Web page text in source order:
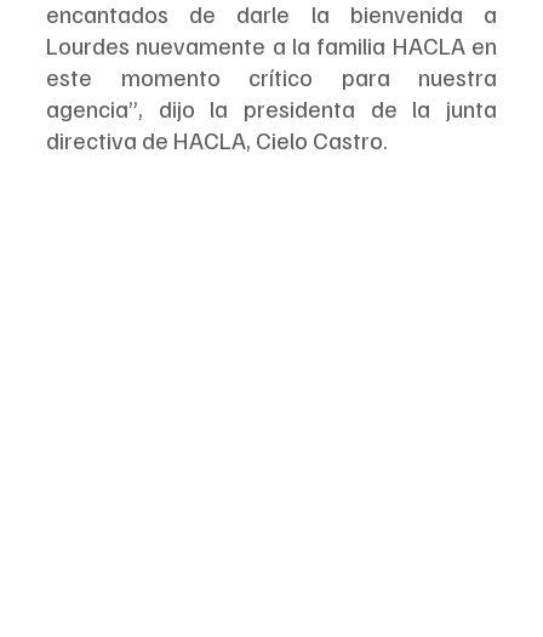
encantados de darle la bienvenida a
Lourdes nuevamente a la familia HACLA en
este momento crítico para nuestra
agencia”, dijo la presidenta de la junta
directiva de HACLA, Cielo Castro.